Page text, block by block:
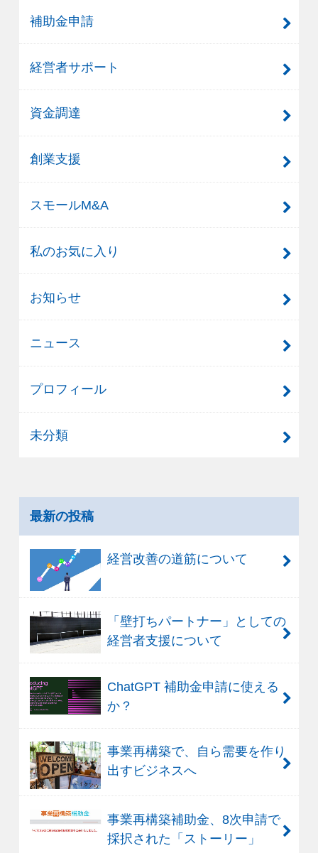
補助金申請
経営者サポート
資金調達
創業支援
スモールM&A
私のお気に入り
お知らせ
ニュース
プロフィール
未分類
最新の投稿
経営改善の道筋について
「壁打ちパートナー」としての
経営者支援について
ChatGPT 補助金申請に使える
か？
事業再構築で、自ら需要を作り
出すビジネスへ
事業再構築補助金、8次申請で
採択された「ストーリー」